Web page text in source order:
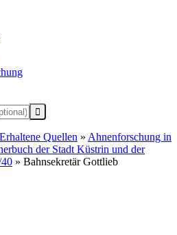
Quellen » Ahnenforschung in
der Stadt Küstrin und der
» Bahnsekretär Gottlieb